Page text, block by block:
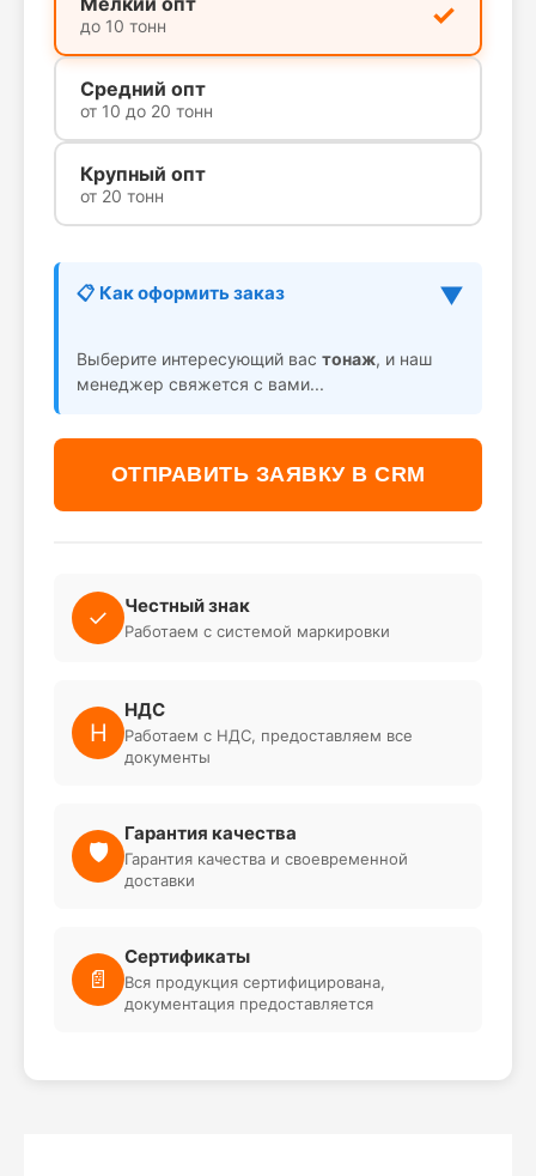
до 10 тонн
Средний опт
от 10 до 20 тонн
Крупный опт
от 20 тонн
📋 Как оформить заказ ▼
Выберите интересующий вас тонаж, и наш
менеджер свяжется с вами...
менеджер свяжется с вами для согласования
будут уточняться при оформлении заказа.
ОТПРАВИТЬ ЗАЯВКУ В CRM
✓ Честный знак
Работаем с системой маркировки
Н
НДС
Работаем с НДС, предоставляем все
документы
🛡️
Гарантия качества
Гарантия качества и своевременной
доставки
📄
Сертификаты
Вся продукция сертифицирована,
документация предоставляется